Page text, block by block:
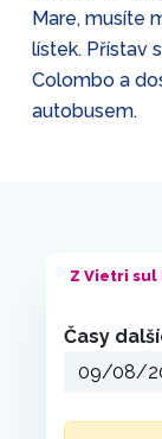
Mare, musíte
lístek. Přístav
Colombo a
autobusem.
Z Vietri sul
Časy